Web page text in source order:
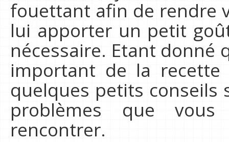
fouettant afin de rendre
lui apporter un petit
nécessaire. Etant donné
important de la
quelques petits conseils
problèmes que vous
rencontrer.